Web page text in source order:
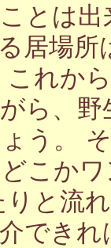
とは
居場
これか
ら、
う。
こか
と流
でき